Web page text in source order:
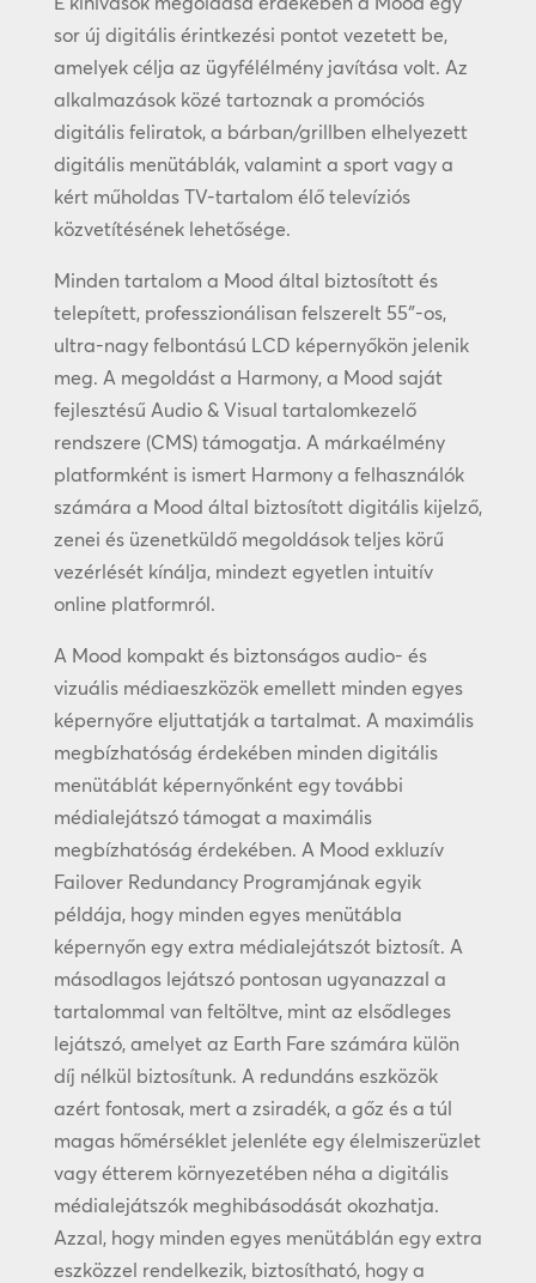
sor új digitális érintkezési pontot vezetett be,
amelyek célja az ügyfélélmény javítása volt. Az
alkalmazások közé tartoznak a promóciós
digitális feliratok, a bárban/grillben elhelyezett
digitális menütáblák, valamint a sport vagy a
kért műholdas TV-tartalom élő televíziós
közvetítésének lehetősége.
Minden tartalom a Mood által biztosított és
telepített, professzionálisan felszerelt 55″-os,
ultra-nagy felbontású LCD képernyőkön jelenik
meg. A megoldást a Harmony, a Mood saját
fejlesztésű Audio & Visual tartalomkezelő
rendszere (CMS) támogatja. A márkaélmény
platformként is ismert Harmony a felhasználók
számára a Mood által biztosított digitális kijelző,
zenei és üzenetküldő megoldások teljes körű
vezérlését kínálja, mindezt egyetlen intuitív
online platformról.
A Mood kompakt és biztonságos audio- és
vizuális médiaeszközök emellett minden egyes
képernyőre eljuttatják a tartalmat. A maximális
megbízhatóság érdekében minden digitális
menütáblát képernyőnként egy további
médialejátszó támogat a maximális
megbízhatóság érdekében. A Mood exkluzív
Failover Redundancy Programjának egyik
példája, hogy minden egyes menütábla
képernyőn egy extra médialejátszót biztosít. A
másodlagos lejátszó pontosan ugyanazzal a
tartalommal van feltöltve, mint az elsődleges
lejátszó, amelyet az Earth Fare számára külön
díj nélkül biztosítunk. A redundáns eszközök
azért fontosak, mert a zsiradék, a gőz és a túl
magas hőmérséklet jelenléte egy élelmiszerüzlet
vagy étterem környezetében néha a digitális
médialejátszók meghibásodását okozhatja.
Azzal, hogy minden egyes menütáblán egy extra
eszközzel rendelkezik, biztosítható, hogy a